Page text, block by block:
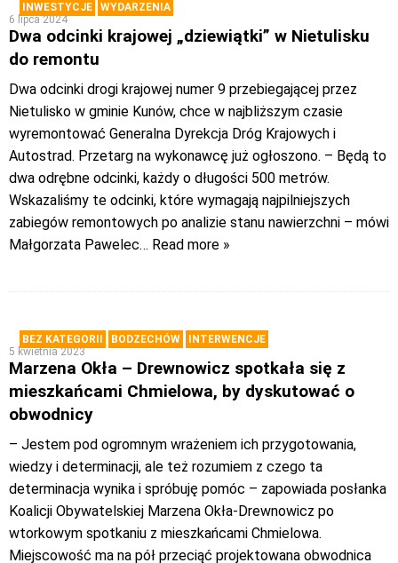
INWESTYCJE
WYDARZENIA
6 lipca 2024
Dwa odcinki krajowej „dziewiątki” w Nietulisku
do remontu
Dwa odcinki drogi krajowej numer 9 przebiegającej przez
Nietulisko w gminie Kunów, chce w najbliższym czasie
wyremontować Generalna Dyrekcja Dróg Krajowych i
Autostrad. Przetarg na wykonawcę już ogłoszono. – Będą to
dwa odrębne odcinki, każdy o długości 500 metrów.
Wskazaliśmy te odcinki, które wymagają najpilniejszych
zabiegów remontowych po analizie stanu nawierzchni – mówi
Małgorzata Pawelec… Read more »
BEZ KATEGORII BODZECHÓW
INTERWENCJE
5 kwietnia 2023
Marzena Okła – Drewnowicz spotkała się z
mieszkańcami Chmielowa, by dyskutować o
obwodnicy
– Jestem pod ogromnym wrażeniem ich przygotowania,
wiedzy i determinacji, ale też rozumiem z czego ta
determinacja wynika i spróbuję pomóc – zapowiada posłanka
Koalicji Obywatelskiej Marzena Okła-Drewnowicz po
wtorkowym spotkaniu z mieszkańcami Chmielowa.
Miejscowość ma na pół przeciąć projektowana obwodnica